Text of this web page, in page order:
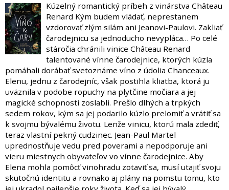
Kúzelný romantický príbeh z vinárstva Château
Renard Kým budem vládať, neprestanem
vzdorovať zlým silám ani Jeanovi-Paulovi. Zakliať
čarodejnicu sa jednoducho nevypláca… Po celé
stáročia chránili vinice Château Renard
talentované vínne čarodejnice, ktorých kúzla
pomáhali dorábať svetoznáme víno z údolia Chanceaux.
Elenu, jednu z čarodejníc, však postihla kliatba, ktorá ju
uväznila v podobe ropuchy na plytčine močiara a jej
magické schopnosti zoslabli. Prešlo dlhých a trpkých
sedem rokov, kým sa jej podarilo kúzlo prelomiť a vrátiť sa
k svojmu bývalému životu. Lenže vinicu, ktorú mala zdediť,
teraz vlastní pekný cudzinec. Jean-Paul Martel
uprednostňuje vedu pred poverami a nepodporuje ani
vieru miestnych obyvateľov vo vínne čarodejnice. Aby
Elena mohla pomôcť vinohradu zotaviť sa, musí utajiť svoju
skutočnú identitu a rovnako aj plány na pomstu tomu, kto